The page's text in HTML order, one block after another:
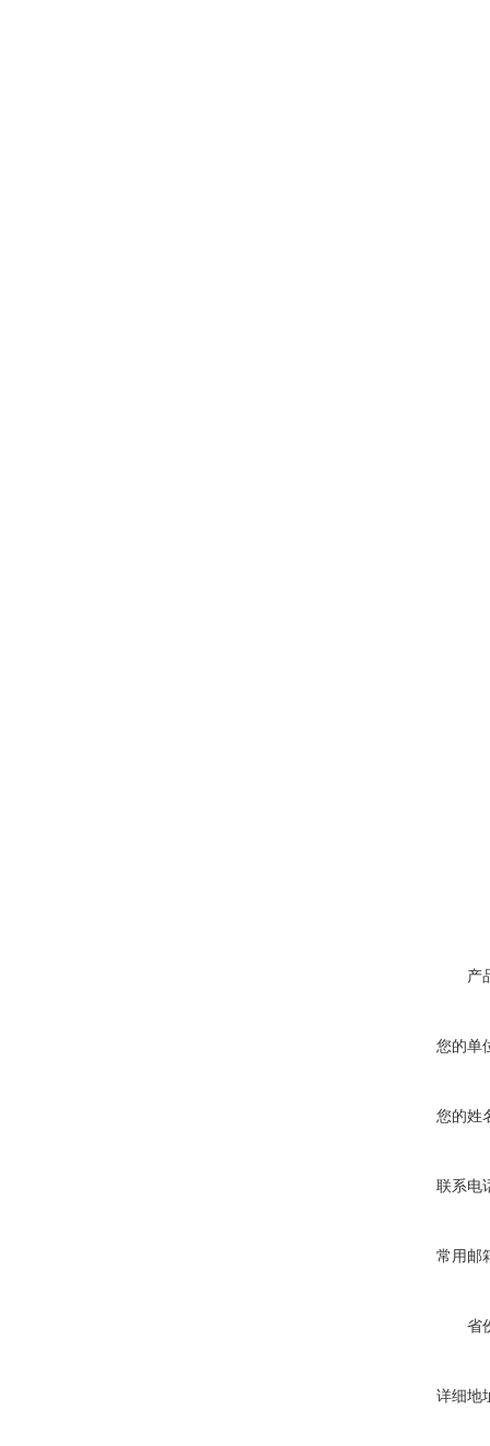
产
您的单
您的姓
联系电
常用邮
省
详细地